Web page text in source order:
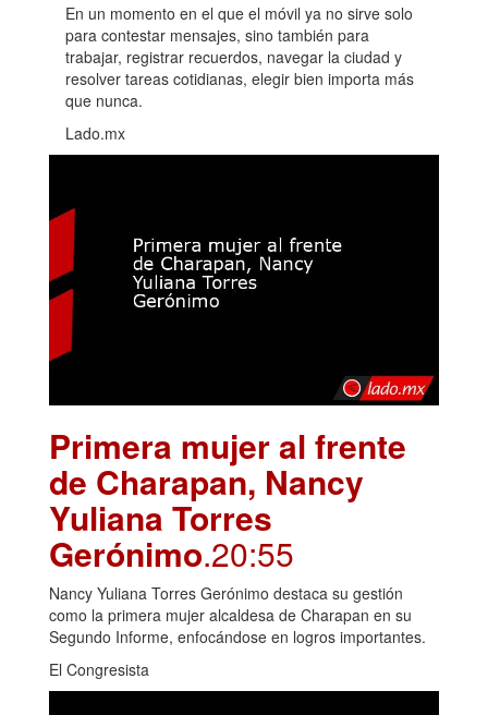
En un momento en el que el móvil ya no sirve solo
para contestar mensajes, sino también para
trabajar, registrar recuerdos, navegar la ciudad y
resolver tareas cotidianas, elegir bien importa más
que nunca.
Lado.mx
Primera mujer al frente
de Charapan, Nancy
Yuliana Torres
Gerónimo.20:55
Nancy Yuliana Torres Gerónimo destaca su gestión
como la primera mujer alcaldesa de Charapan en su
Segundo Informe, enfocándose en logros importantes.
El Congresista